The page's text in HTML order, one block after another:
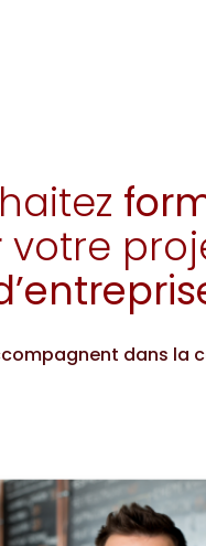
votre
dans la